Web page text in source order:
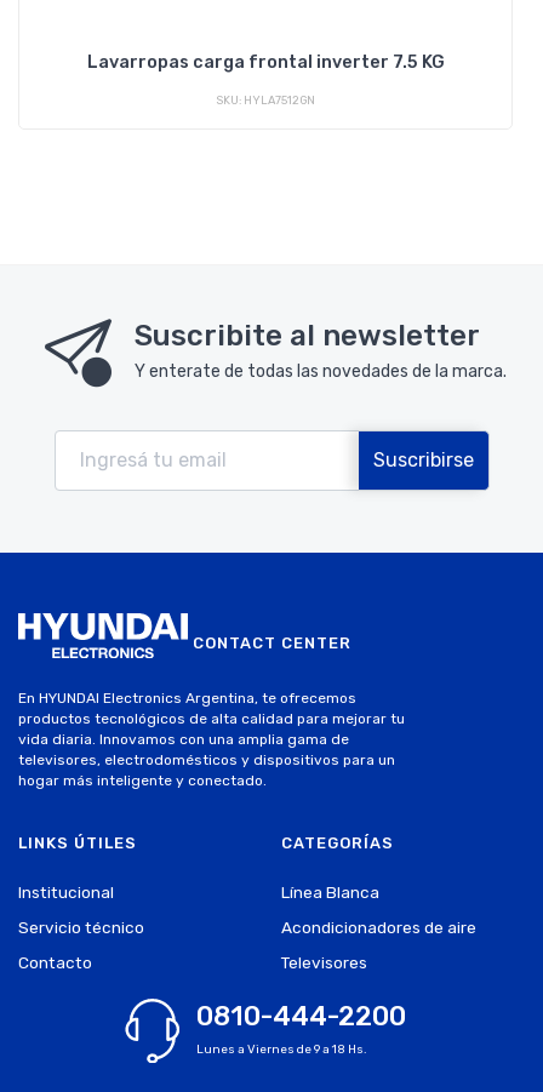
SKU: HYLA7512GN
Lavarropas carga frontal inverter 7.5 KG
Suscribite al newsletter
Y enterate de todas las novedades de la marca.
Suscribirse
En HYUNDAI Electronics Argentina, te ofrecemos
productos tecnológicos de alta calidad para mejorar tu
vida diaria. Innovamos con una amplia gama de
televisores, electrodomésticos y dispositivos para un
hogar más inteligente y conectado.
LINKS ÚTILES
Institucional
Servicio técnico
Contacto
CATEGORÍAS
Línea Blanca
Acondicionadores de aire
Televisores
CONTACT CENTER
0810-444-2200
Lunes a Viernes de 9 a 18 Hs.